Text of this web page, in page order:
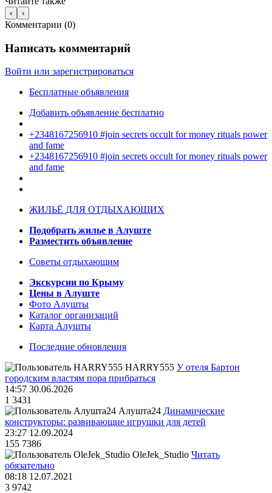
‹ ›
Комментарии (0)
Написать комментарий
Войти или зарегистрироваться
Бесплатные объявления
Добавить объявление бесплатно
+2348167256910 #join secrets occult for money rituals power
and fame
+2348167256910 #join secrets occult for money rituals power
and fame
ЖИЛЬЁ ДЛЯ ОТДЫХАЮЩИХ
Подобрать жилье в Алуште
Разместить объявление
Советы отдыхающим
Экскурсии по Крыму
Цены в Алуште
Фото Алушты
Каталог организаций
Карта Алушты
Последние обновления
HARRY555 У отеля Бартон
городским властям пора прибраться
14:57 30.06.2026
1 3431
Алушта24 Динамические
конструкторы: развивающие игрушки для детей
23:27 12.09.2024
155 7386
OleJek_Studio Читать
обязательно
08:18 12.07.2021
3 9742